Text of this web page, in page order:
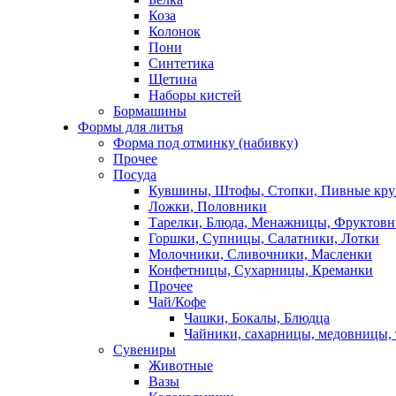
Коза
Колонок
Пони
Синтетика
Щетина
Наборы кистей
Бормашины
Формы для литья
Форма под отминку (набивку)
Прочее
Посуда
Кувшины, Штофы, Стопки, Пивные
Ложки, Половники
Тарелки, Блюда, Менажницы,
Горшки, Супницы, Салатники, Лотки
Молочники, Сливочники, Масленки
Конфетницы, Сухарницы, Креманки
Прочее
Чай/Кофе
Чашки, Бокалы, Блюдца
Чайники, сахарницы, медовницы,
Сувениры
Животные
Вазы